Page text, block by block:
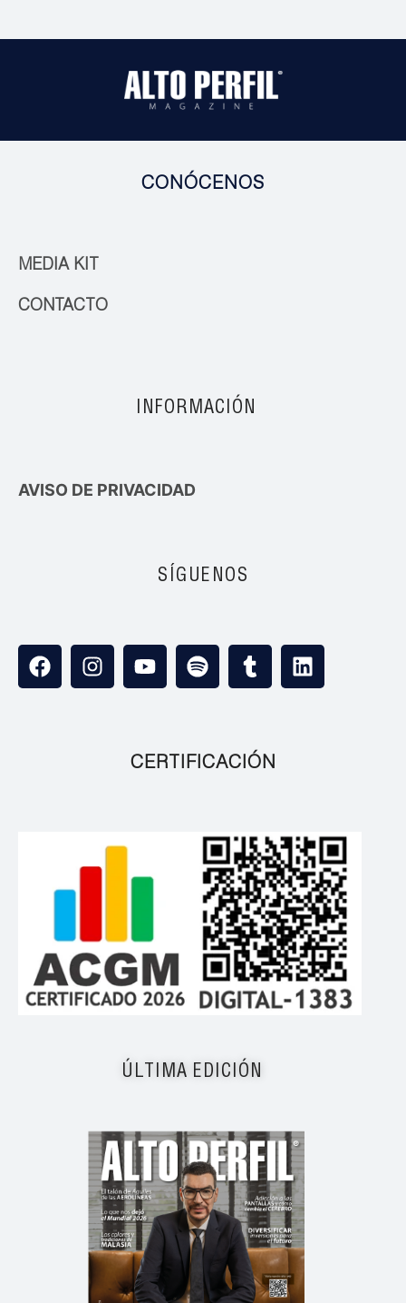
CONÓCENOS
MEDIA KIT
CONTACTO
INFORMACIÓN
AVISO DE PRIVACIDAD
SÍGUENOS
CERTIFICACIÓN
ÚLTIMA EDICIÓN